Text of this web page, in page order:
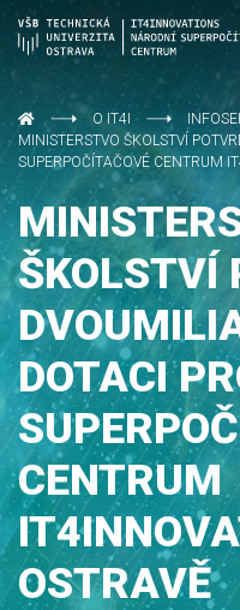
O IT4I
MINISTERSTVO ŠKOLSTVÍ
SUPERPOČÍTAČOVÉ CENTRUM
ŠKOLSTVÍ
DOTACI
CENTRUM
OSTRAVĚ